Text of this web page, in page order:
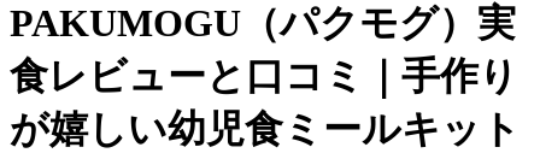
PAKUMOGU（パクモグ）実
食レビューと口コミ｜手作り
が嬉しい幼児食ミールキット